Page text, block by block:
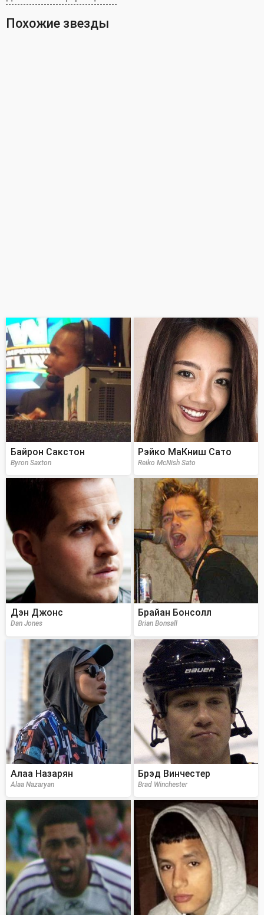
Похожие звезды
Байрон Сакстон
Byron Saxton
Рэйко МаКниш Сато
Reiko McNish Sato
Дэн Джонс
Dan Jones
Брайан Бонсолл
Brian Bonsall
Алаа Назарян
Alaa Nazaryan
Брэд Винчестер
Brad Winchester